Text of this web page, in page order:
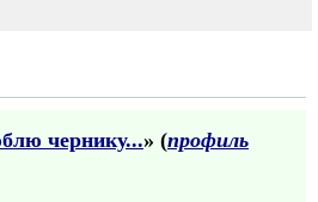
чернику...» (профиль